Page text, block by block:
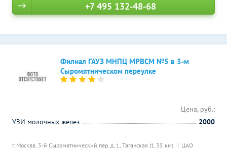
+7 495 132-48-68
Филиал ГАУЗ МНПЦ МРВСМ №5 в 3-м
Сыромятническом переулке
г. Москва, 3-й Сыромятнический пер. д. 1, Таганская (1.35 км) ЦАО
Цена, руб.:
УЗИ молочных желез
2000